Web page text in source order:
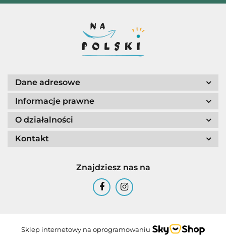
Dane adresowe
Informacje prawne
O działalności
Kontakt
Znajdziesz nas na
Sklep internetowy na oprogramowaniu